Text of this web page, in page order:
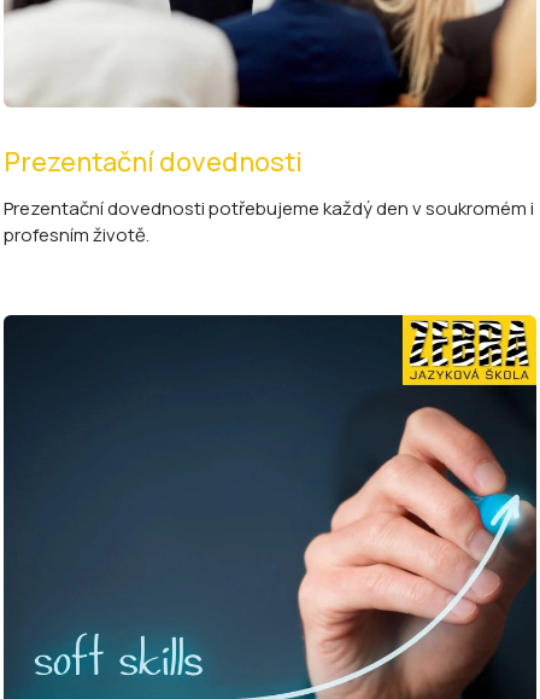
Prezentační dovednosti
Prezentační dovednosti potřebujeme každý den v soukromém i
profesním životě.